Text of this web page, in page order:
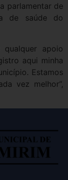
parlamentar de
de saúde do
apoio
aqui minha
Estamos
vez melhor”,